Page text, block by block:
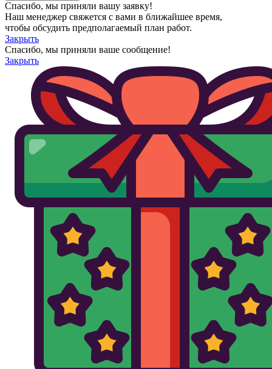
Спасибо, мы приняли вашу заявку!
Наш менеджер свяжется с вами в ближайшее время,
чтобы обсудить предполагаемый план работ.
Закрыть
Спасибо, мы приняли ваше сообщение!
Закрыть